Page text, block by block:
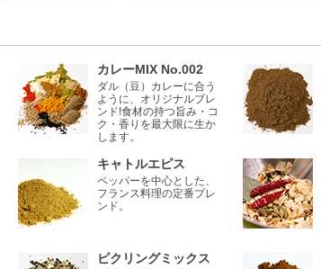
カレーMIX No.002
ダル（豆）カレーに合う
ように、オリジナルブレ
ンド!食材の持つ旨み・コ
ク・香りを最大限に生か
します。
キャトルエピス
ペッパーを中心とした、
フランス料理の定番ブレ
ンド。
ピクリングミックス